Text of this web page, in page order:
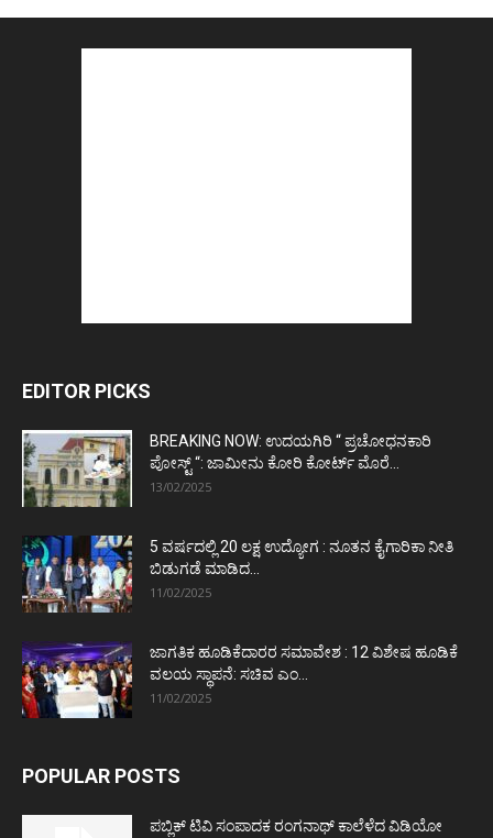
EDITOR PICKS
BREAKING NOW: ಉದಯಗಿರಿ “ ಪ್ರಚೋಧನಕಾರಿ
ಪೋಸ್ಟ್‌ “: ಜಾಮೀನು ಕೋರಿ ಕೋರ್ಟ್‌ ಮೊರೆ...
13/02/2025
5 ವರ್ಷದಲ್ಲಿ 20 ಲಕ್ಷ ಉದ್ಯೋಗ : ನೂತನ ಕೈಗಾರಿಕಾ ನೀತಿ
ಬಿಡುಗಡೆ ಮಾಡಿದ...
11/02/2025
ಜಾಗತಿಕ ಹೂಡಿಕೆದಾರರ ಸಮಾವೇಶ : 12 ವಿಶೇಷ ಹೂಡಿಕೆ
ವಲಯ ಸ್ಥಾಪನೆ: ಸಚಿವ ಎಂ...
11/02/2025
POPULAR POSTS
ಪಬ್ಲಿಕ್ ಟಿವಿ ಸಂಪಾದಕ ರಂಗನಾಥ್ ಕಾಲೆಳೆದ ವಿಡಿಯೋ